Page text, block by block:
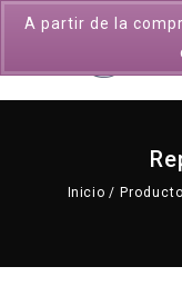
Inicio /
A partir de la